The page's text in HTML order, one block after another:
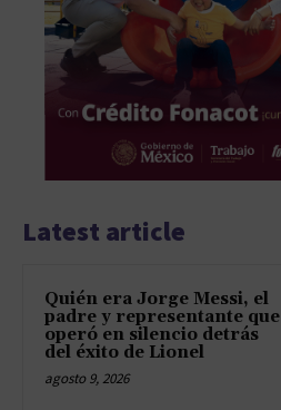
Latest article
Quién era Jorge Messi, el
padre y representante que
operó en silencio detrás
del éxito de Lionel
agosto 9, 2026